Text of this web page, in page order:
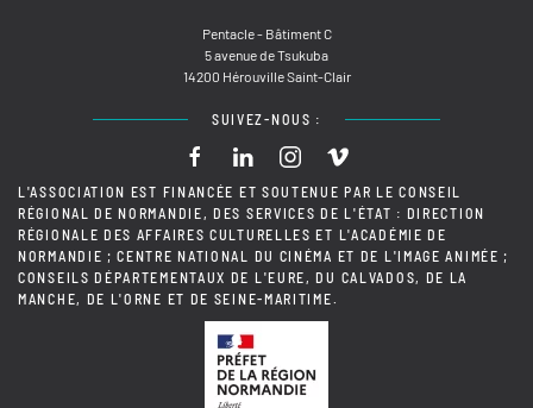
Pentacle - Bâtiment C
5 avenue de Tsukuba
14200 Hérouville Saint-Clair
SUIVEZ-NOUS :
L'ASSOCIATION EST FINANCÉE ET SOUTENUE PAR LE CONSEIL
RÉGIONAL DE NORMANDIE, DES SERVICES DE L'ÉTAT : DIRECTION
RÉGIONALE DES AFFAIRES CULTURELLES ET L'ACADÉMIE DE
NORMANDIE ; CENTRE NATIONAL DU CINÉMA ET DE L'IMAGE ANIMÉE ;
CONSEILS DÉPARTEMENTAUX DE L'EURE, DU CALVADOS, DE LA
MANCHE, DE L'ORNE ET DE SEINE-MARITIME.